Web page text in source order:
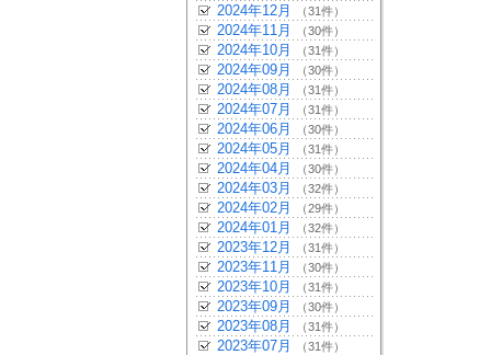
2024年12月 （31件）
2024年11月 （30件）
2024年10月 （31件）
2024年09月 （30件）
2024年08月 （31件）
2024年07月 （31件）
2024年06月 （30件）
2024年05月 （31件）
2024年04月 （30件）
2024年03月 （32件）
2024年02月 （29件）
2024年01月 （32件）
2023年12月 （31件）
2023年11月 （30件）
2023年10月 （31件）
2023年09月 （30件）
2023年08月 （31件）
2023年07月 （31件）